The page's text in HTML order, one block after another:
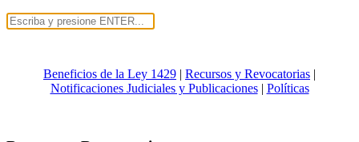
Beneficios de la Ley 1429 | Recursos y Revocatorias |
Notificaciones Judiciales y Publicaciones| Políticas